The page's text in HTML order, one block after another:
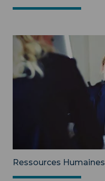
Ressources Humaines